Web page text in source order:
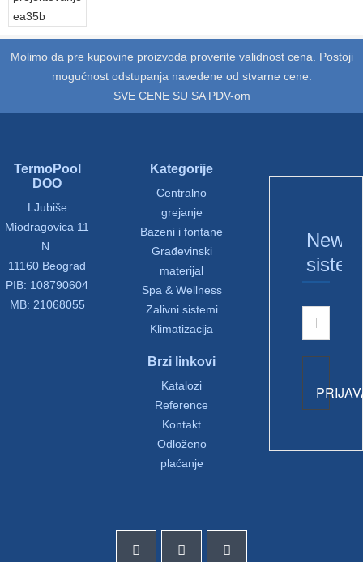
Molimo da pre kupovine proizvoda proverite validnost cena. Postoji
mogućnost odstupanja navedene od stvarne cene.
SVE CENE SU SA PDV-om
TermoPool
DOO
LJubiše
Miodragovica 11
N
11160 Beograd
PIB: 108790604
MB: 21068055
Kategorije
Centralno
grejanje
Bazeni i fontane
Građevinski
materijal
Spa & Wellness
Zalivni sistemi
Klimatizacija
Brzi linkovi
Katalozi
Reference
Kontakt
Odloženo
plaćanje
sistem